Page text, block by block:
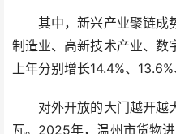
其中，新兴产业聚链成
制造业、高新技术产业、数
上年分别增长14.4%、13.6%
对外开放的大门越开越
瓦。2025年，温州市货物